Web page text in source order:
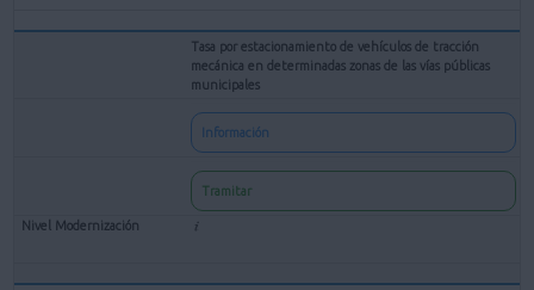
Tasa por estacionamiento de vehículos de tracción
mecánica en determinadas zonas de las vías públicas
municipales
Información
Tramitar